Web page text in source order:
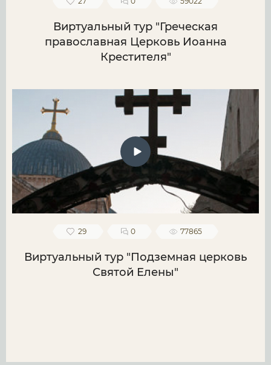
Виртуальный тур "Греческая
православная Церковь Иоанна
Крестителя"
29 0 77865
Виртуальный тур "Подземная церковь
Святой Елены"